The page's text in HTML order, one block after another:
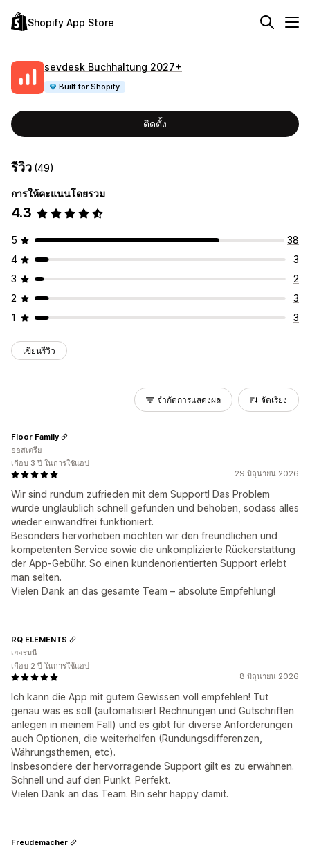
Shopify App Store
sevdesk Buchhaltung 2027+
Built for Shopify
ติดตั้ง
รีวิว (49)
การให้คะแนนโดยรวม
4.3
5
38
4
3
3
2
2
3
1
3
เขียนรีวิว
จำกัดการแสดงผล จัดเรียง
29 มิถุนายน 2026
Wir sind rundum zufrieden mit dem Support! Das Problem
wurde unglaublich schnell gefunden und behoben, sodass alles
wieder einwandfrei funktioniert.
Besonders hervorheben möchten wir den freundlichen und
kompetenten Service sowie die unkomplizierte Rückerstattung
der App-Gebühr. So einen kundenorientierten Support erlebt
man selten.
Vielen Dank an das gesamte Team – absolute Empfehlung!
Floor Family
ออสเตรีย
เกือบ 3 ปี ในการใช้แอป
8 มิถุนายน 2026
Ich kann die App mit gutem Gewissen voll empfehlen! Tut
genau was es soll (automatisiert Rechnungen und Gutschriften
anlegen in meinem Fall) und es gibt für diverse Anforderungen
auch Optionen, die weiterhelfen (Rundungsdifferenzen,
Währungsthemen, etc).
Insbesondere der hervorragende Support gilt es zu erwähnen.
Schnell und auf den Punkt. Perfekt.
Vielen Dank an das Team. Bin sehr happy damit.
RQ ELEMENTS
เยอรมนี
เกือบ 2 ปี ในการใช้แอป
Freudemacher